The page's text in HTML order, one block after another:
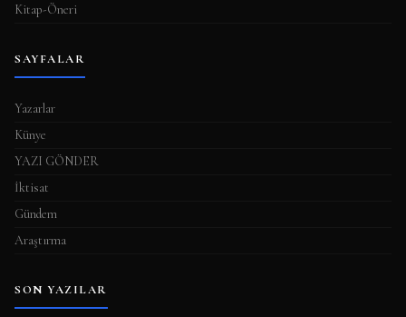
Kitap-Öneri
SAYFALAR
Yazarlar
Künye
YAZI GÖNDER
İktisat
Gündem
Araştırma
SON YAZILAR